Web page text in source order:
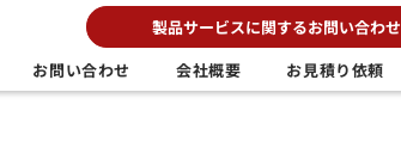
製品サービスに関するお問い合わせ
お問い合わせ 会社概要 お見積り依頼